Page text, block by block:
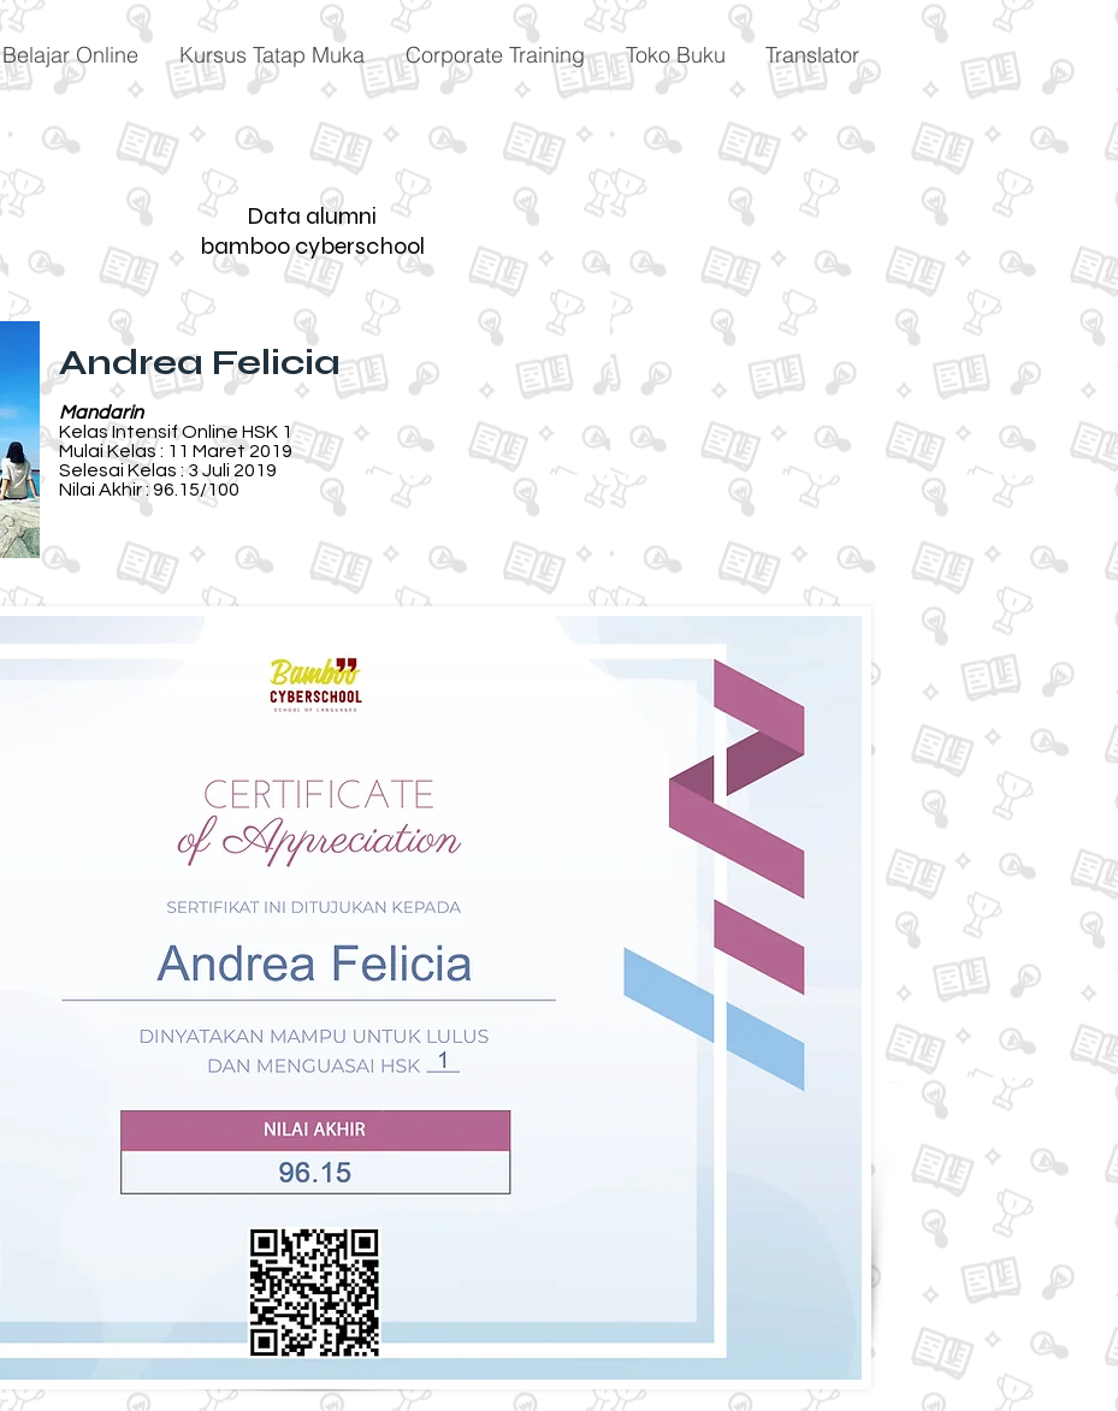
Belajar Online Kursus Tatap Muka Corporate Training Toko Buku Translator
Data alumni
bamboo cyberschool
Andrea Felicia
Mandarin
Kelas Intensif Online HSK 1
Mulai Kelas : 11 Maret 2019
Selesai Kelas : 3 Juli 2019
Nilai Akhir : 96.15/100